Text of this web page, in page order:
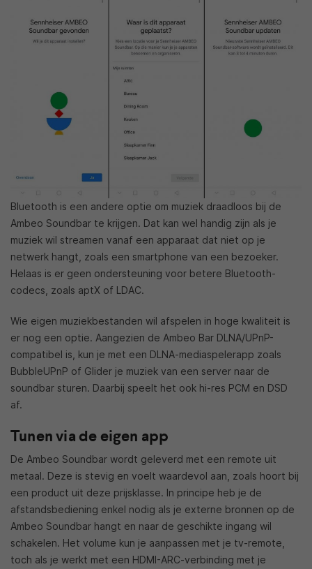
Bluetooth is een andere optie om muziek draadloos bij de
Ambeo Soundbar te krijgen. Dat kan wel handig zijn als je
muziek wil streamen vanaf een apparaat dat niet op je
netwerk hangt, zoals een smartphone van een bezoeker.
Helaas is er geen ondersteuning voor betere Bluetooth-
codecs, zoals aptX of LDAC.
Wie eigen muziekbestanden wil afspelen in hoge kwaliteit is
er nog een optie. Aangezien de Ambeo Bar DLNA/UPnP-
compatibel is, kun je met een DLNA-mediaspelerapp zoals
BubbleUPnP of Glider je muziek van een server naar de
soundbar sturen. Daarbij speelt het ook hi-res PCM en DSD
af.
Tunen via de eigen app
De Ambeo Soundbar wordt geleverd met een remote uit
metaal. Deze is stevig en voelt waardevol aan, zoals hoort bij
een product uit deze prijsklasse. In principe heb je de
afstandsbediening enkel nodig als je externe bronnen op de
Ambeo Soundbar hangt en naar de geschikte ingang wil
schakelen. Het volume kun je aanpassen met je tv-remote,
toch als je werkt met een HDMI-ARC-verbinding met je